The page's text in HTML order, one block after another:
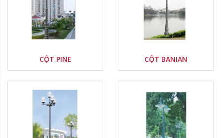
CỘT PINE CỘT BANIAN
Nước sản xuất:
Xuất xứ thương hiệu:
Delete
Nước sản xuất:
Xuất xứ thương hiệu:
Delete